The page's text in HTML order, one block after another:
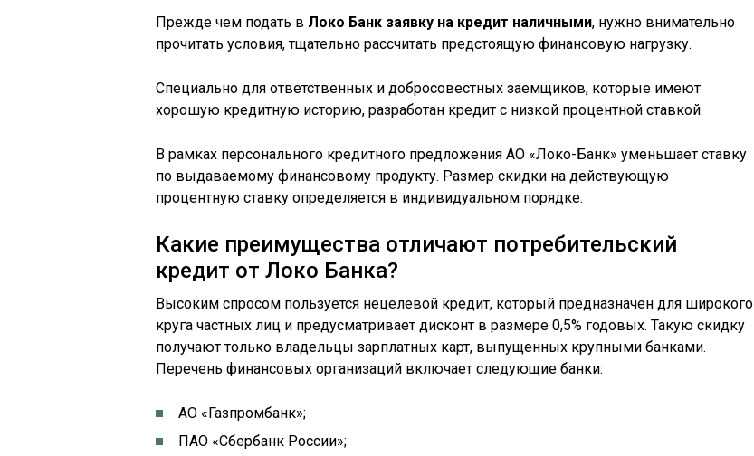
Прежде чем подать в Локо Банк заявку на кредит наличными, нужно внимательно
прочитать условия, тщательно рассчитать предстоящую финансовую нагрузку.
Специально для ответственных и добросовестных заемщиков, которые имеют
хорошую кредитную историю, разработан кредит с низкой процентной ставкой.
В рамках персонального кредитного предложения АО «Локо-Банк» уменьшает ставку
по выдаваемому финансовому продукту. Размер скидки на действующую
процентную ставку определяется в индивидуальном порядке.
Какие преимущества отличают потребительский
кредит от Локо Банка?
Высоким спросом пользуется нецелевой кредит, который предназначен для широкого
круга частных лиц и предусматривает дисконт в размере 0,5% годовых. Такую скидку
получают только владельцы зарплатных карт, выпущенных крупными банками.
Перечень финансовых организаций включает следующие банки:
АО «Газпромбанк»;
ПАО «Сбербанк России»;